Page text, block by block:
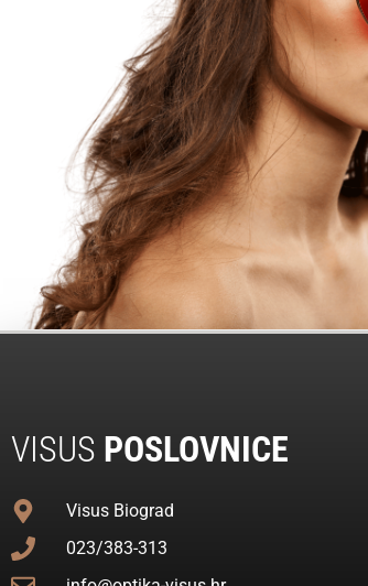
VISUS POSLOVNICE
Visus Biograd
023/383-313